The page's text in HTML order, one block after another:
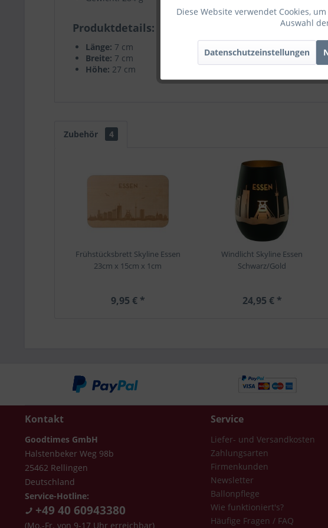
Produktdetails
Länge: 7 cm
Breite: 7 cm
Höhe: 27 cm
Zubehör 4
Frühstücksbrett Skyline Essen
23cm x 15cm x 1cm
9,95 € *
Windlicht Skyline Essen
Schwarz/Gold
24,95 € *
Kontakt
Goodtimes GmbH
Halstenbeker Weg 98b
25462 Rellingen
Deutschland
Service-Hotline:
+49 40 60943380
(Mo.-Fr. von 9-17 Uhr erreichbar)
Service
Liefer- und Versandkosten
Zahlungsarten
Firmenkunden
Newsletter
Ballonpflege
Wie funktioniert's?
Häufige Fragen / FAQ
Diese Website verwendet Cookies,
Auswahl
Datenschutzeinstellungen